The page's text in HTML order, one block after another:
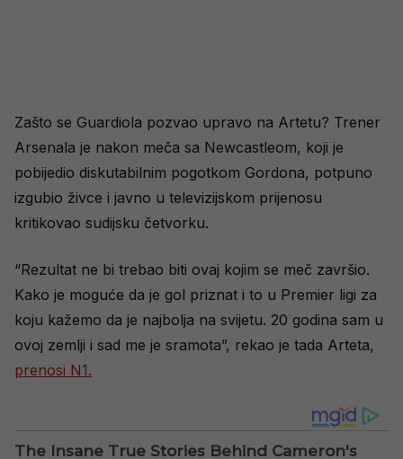
Zašto se Guardiola pozvao upravo na Artetu? Trener
Arsenala je nakon meča sa Newcastleom, koji je
pobijedio diskutabilnim pogotkom Gordona, potpuno
izgubio živce i javno u televizijskom prijenosu
kritikovao sudijsku četvorku.
“Rezultat ne bi trebao biti ovaj kojim se meč završio.
Kako je moguće da je gol priznat i to u Premier ligi za
koju kažemo da je najbolja na svijetu. 20 godina sam u
ovoj zemlji i sad me je sramota”, rekao je tada Arteta,
prenosi N1.